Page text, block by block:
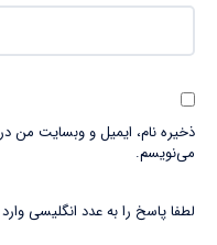
ذخیره نام، ایمیل و وبسایت من
می‌نویسم.
لطفا پاسخ را به عدد انگلیسی